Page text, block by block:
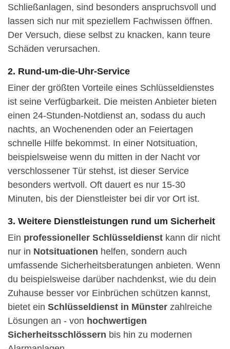
Schließanlagen, sind besonders anspruchsvoll und
lassen sich nur mit speziellem Fachwissen öffnen.
Der Versuch, diese selbst zu knacken, kann teure
Schäden verursachen.
2. Rund-um-die-Uhr-Service
Einer der größten Vorteile eines Schlüsseldienstes
ist seine Verfügbarkeit. Die meisten Anbieter bieten
einen 24-Stunden-Notdienst an, sodass du auch
nachts, an Wochenenden oder an Feiertagen
schnelle Hilfe bekommst. In einer Notsituation,
beispielsweise wenn du mitten in der Nacht vor
verschlossener Tür stehst, ist dieser Service
besonders wertvoll. Oft dauert es nur 15-30
Minuten, bis der Dienstleister bei dir vor Ort ist.
3. Weitere Dienstleistungen rund um Sicherheit
Ein professioneller Schlüsseldienst kann dir nicht
nur in Notsituationen helfen, sondern auch
umfassende Sicherheitsberatungen anbieten. Wenn
du beispielsweise darüber nachdenkst, wie du dein
Zuhause besser vor Einbrüchen schützen kannst,
bietet ein Schlüsseldienst in Münster zahlreiche
Lösungen an - von hochwertigen
Sicherheitsschlössern bis hin zu modernen